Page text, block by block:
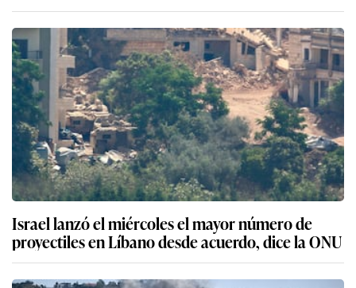
Israel lanzó el miércoles el mayor número de
proyectiles en Líbano desde acuerdo, dice la ONU